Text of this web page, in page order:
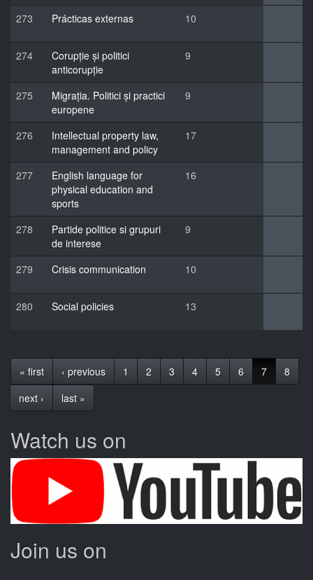
273 Prácticas externas 10
274
Corupție și politici
anticorupție
9
275
Migrația. Politici și practici
europene
9
276
Intellectual property law,
management and policy
17
277
English language for
physical education and
sports
16
278
Partide politice si grupuri
de interese
9
279 Crisis communication 10
280 Social policies 13
« first ‹ previous 1 2 3 4 5 6 7
8
next ›
last »
Watch us on
Join us on